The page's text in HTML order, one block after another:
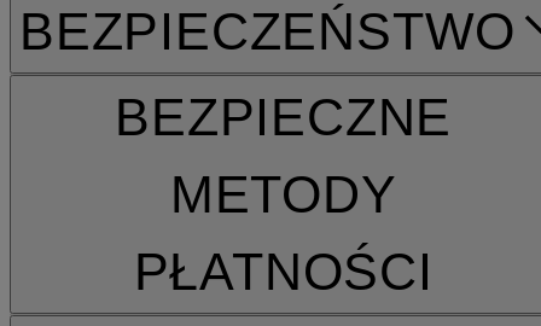
BEZPIECZEŃSTWO
BEZPIECZNE
METODY
PŁATNOŚCI